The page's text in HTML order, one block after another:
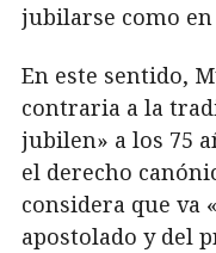
jubilarse como
En este sentido,
contraria a la
jubilen» a los 75
el derecho
considera que va
apostolado y del